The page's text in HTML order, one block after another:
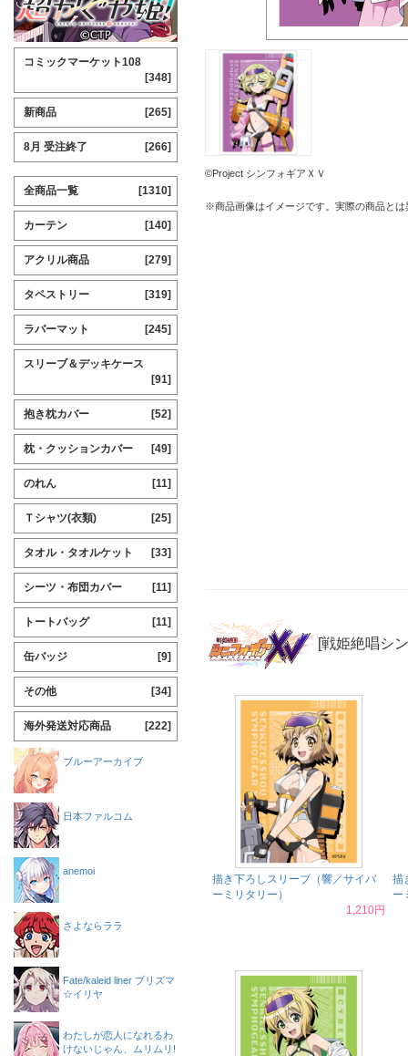
©Project シンフォギアＸＶ
※商品画像はイメージです。実際の商品と
[戦姫絶唱シ
描き下ろしスリーブ（響／サイバ
ーミリタリー）
1,210円
描
ー
コミックマーケット108
[348]
新商品 [265]
8月 受注終了 [266]
全商品一覧 [1310]
カーテン [140]
アクリル商品 [279]
タペストリー [319]
ラバーマット [245]
スリーブ＆デッキケース
[91]
抱き枕カバー [52]
枕・クッションカバー [49]
のれん [11]
Ｔシャツ(衣類) [25]
タオル・タオルケット [33]
シーツ・布団カバー [11]
トートバッグ [11]
缶バッジ [9]
その他 [34]
海外発送対応商品 [222]
ブルーアーカイブ
日本ファルコム
anemoi
さよならララ
Fate/kaleid liner プリズマ
☆イリヤ
わたしが恋人になれるわ
けないじゃん、ムリムリ!